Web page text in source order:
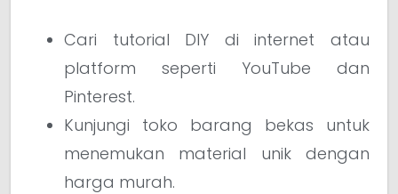
Cari tutorial DIY di internet atau
platform seperti YouTube dan
Pinterest.
Kunjungi toko barang bekas untuk
menemukan material unik dengan
harga murah.